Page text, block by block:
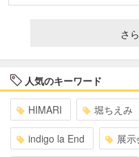
さ
人気のキーワード
HIMARI 堀ちえみ
indigo la End 展